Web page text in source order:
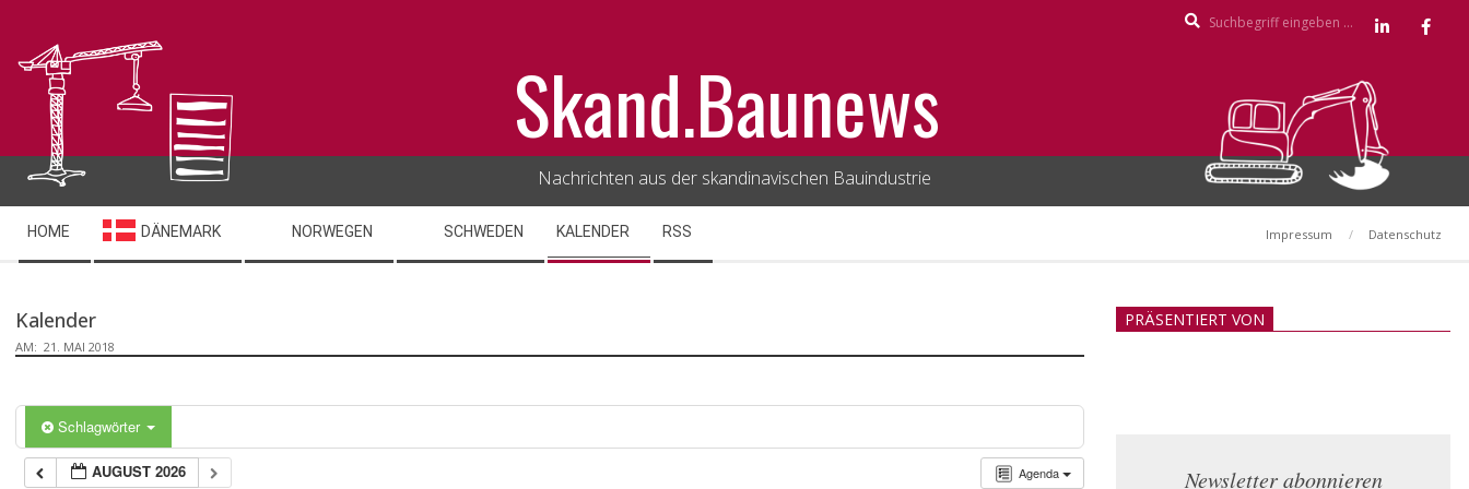
content
Skand.Baunews
Nachrichten aus der skandinavischen Bauindustrie
Navigation
Menu
HOME DÄNEMARK NORWEGEN SCHWEDEN KALENDER RSS Impressum Datenschutz
Kalender
AM: 21. MAI 2018
Schlagwörter
Agenda
AUGUST 2026
PRÄSENTIERT VON
Newsletter abonnieren